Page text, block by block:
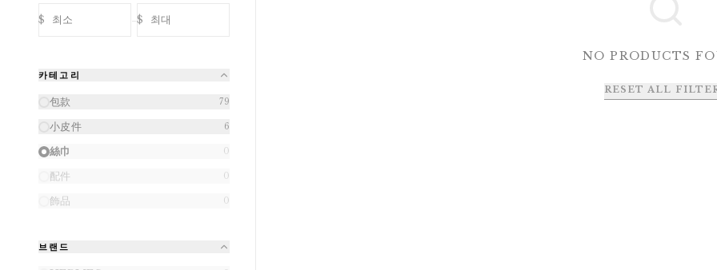
$ -$
카테고리
包款 79
小皮件 6
絲巾 0
配件 0
飾品 0
브랜드
NO PRODUCTS
RESET ALL